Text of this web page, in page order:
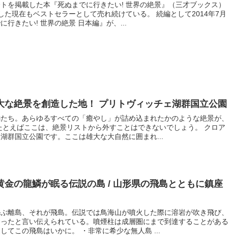
を掲載した本『死ぬまでに行きたい! 世界の絶景』（三才ブックス）
た現在もベストセラーとして売れ続けている。 続編として2014年7月
行きたい! 世界の絶景 日本編』が、...
な絶景を創造した地！ プリトヴィッチェ湖群国立公園
ち。あらゆるすべての「癒やし」が詰め込まれたかのような絶景が、
えばここは、絶景リストから外すことはできないでしょう。 クロア
群国立公園です。ここは雄大な大自然に囲まれ...
金の龍鱗が眠る伝説の島 / 山形県の飛島とともに鎮座
離島、それが飛島。伝説では鳥海山が噴火した際に溶岩が吹き飛び、
たと言い伝えられている。噴煙柱は成層圏にまで到達することがある
てこの飛島はいかに。 ・非常に希少な無人島 ...